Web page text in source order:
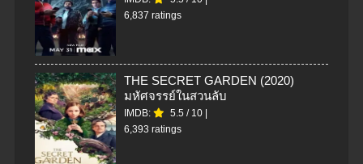
6,837 ratings
THE SECRET GARDEN (2020)
มหัศจรรย์ในสวนลับ
IMDB: 5.5 / 10 |
6,393 ratings